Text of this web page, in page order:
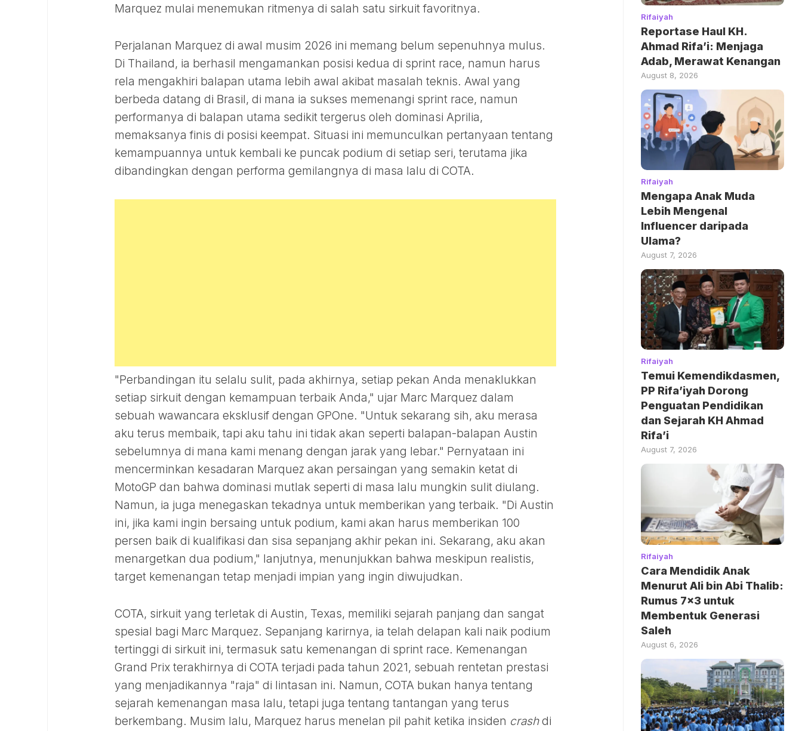
Marquez mulai menemukan ritmenya di salah satu sirkuit favoritnya.
Perjalanan Marquez di awal musim 2026 ini memang belum sepenuhnya mulus.
Di Thailand, ia berhasil mengamankan posisi kedua di sprint race, namun harus
rela mengakhiri balapan utama lebih awal akibat masalah teknis. Awal yang
berbeda datang di Brasil, di mana ia sukses memenangi sprint race, namun
performanya di balapan utama sedikit tergerus oleh dominasi Aprilia,
memaksanya finis di posisi keempat. Situasi ini memunculkan pertanyaan tentang
kemampuannya untuk kembali ke puncak podium di setiap seri, terutama jika
dibandingkan dengan performa gemilangnya di masa lalu di COTA.
"Perbandingan itu selalu sulit, pada akhirnya, setiap pekan Anda menaklukkan
setiap sirkuit dengan kemampuan terbaik Anda," ujar Marc Marquez dalam
sebuah wawancara eksklusif dengan GPOne. "Untuk sekarang sih, aku merasa
aku terus membaik, tapi aku tahu ini tidak akan seperti balapan-balapan Austin
sebelumnya di mana kami menang dengan jarak yang lebar." Pernyataan ini
mencerminkan kesadaran Marquez akan persaingan yang semakin ketat di
MotoGP dan bahwa dominasi mutlak seperti di masa lalu mungkin sulit diulang.
Namun, ia juga menegaskan tekadnya untuk memberikan yang terbaik. "Di Austin
ini, jika kami ingin bersaing untuk podium, kami akan harus memberikan 100
persen baik di kualifikasi dan sisa sepanjang akhir pekan ini. Sekarang, aku akan
menargetkan dua podium," lanjutnya, menunjukkan bahwa meskipun realistis,
target kemenangan tetap menjadi impian yang ingin diwujudkan.
COTA, sirkuit yang terletak di Austin, Texas, memiliki sejarah panjang dan sangat
spesial bagi Marc Marquez. Sepanjang karirnya, ia telah delapan kali naik podium
tertinggi di sirkuit ini, termasuk satu kemenangan di sprint race. Kemenangan
Grand Prix terakhirnya di COTA terjadi pada tahun 2021, sebuah rentetan prestasi
yang menjadikannya "raja" di lintasan ini. Namun, COTA bukan hanya tentang
sejarah kemenangan masa lalu, tetapi juga tentang tantangan yang terus
berkembang. Musim lalu, Marquez harus menelan pil pahit ketika insiden crashdi
Rifaiyah
Reportase Haul KH.
Ahmad Rifa’i: Menjaga
Adab, Merawat Kenangan
August 8, 2026
Rifaiyah
Mengapa Anak Muda
Lebih Mengenal
Influencer daripada
Ulama?
August 7, 2026
Rifaiyah
Temui Kemendikdasmen,
PP Rifa’iyah Dorong
Penguatan Pendidikan
dan Sejarah KH Ahmad
Rifa’i
August 7, 2026
Rifaiyah
Cara Mendidik Anak
Menurut Ali bin Abi Thalib:
Rumus 7×3 untuk
Membentuk Generasi
Saleh
August 6, 2026